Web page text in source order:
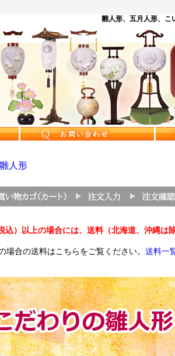
雛人形、五月人形、こ
人形
込）以上の場合には、送料（北海道、沖縄は
合の送料はこちらをご覧ください。 送料一